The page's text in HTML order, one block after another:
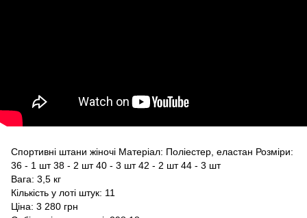
Спортивні штани жіночі Матеріал: Поліестер, еластан Розміри:
36 - 1 шт 38 - 2 шт 40 - 3 шт 42 - 2 шт 44 - 3 шт
Вага: 3,5 кг
Кількість у лоті штук: 11
Ціна: 3 280 грн